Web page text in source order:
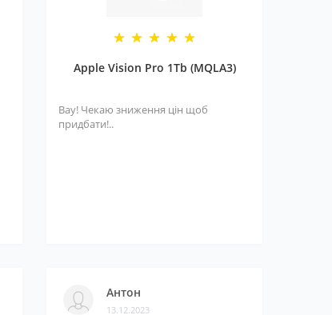
Apple Vision Pro 1Tb (MQLA3)
Вау! Чекаю зниження цін щоб
придбати!..
Антон
13.12.2023